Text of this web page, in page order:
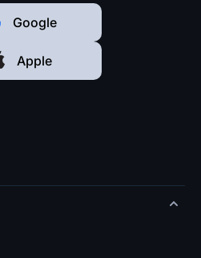
Google
Apple